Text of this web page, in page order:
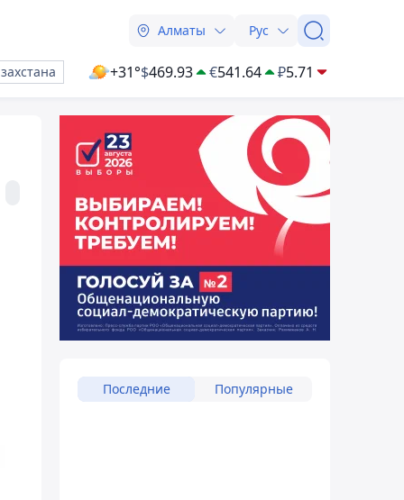
Алматы Рус
+31°$469.93 €541.64 ₽5.71
Последние Популярные